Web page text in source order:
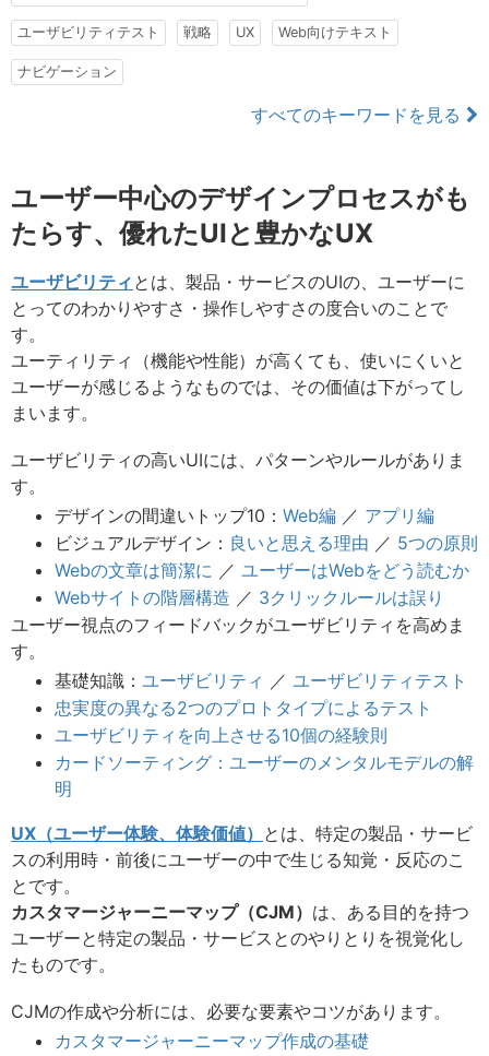
ユーザビリティテスト 戦略 UX Web向けテキスト
ナビゲーション
すべてのキーワードを見る
ユーザー中心のデザインプロセスがも
たらす、優れたUIと豊かなUX
ユーザビリティ とは、製品・サービスのUIの、ユーザーに
とってのわかりやすさ・操作しやすさの度合いのことで
す。
ユーティリティ（機能や性能）が高くても、使いにくいと
ユーザーが感じるようなものでは、その価値は下がってし
まいます。
ユーザビリティの高いUIには、パターンやルールがありま
す。
デザインの間違いトップ10： Web編 ／ アプリ編
ビジュアルデザイン： 良いと思える理由 ／ 5つの原則
Webの文章は簡潔に ／ ユーザーはWebをどう読むか
Webサイトの階層構造 ／ 3クリックルールは誤り
ユーザー視点のフィードバックがユーザビリティを高めま
す。
基礎知識： ユーザビリティ ／ ユーザビリティテスト
忠実度の異なる2つのプロトタイプによるテスト
ユーザビリティを向上させる10個の経験則
カードソーティング：ユーザーのメンタルモデルの解
明
UX（ユーザー体験、体験価値） とは、特定の製品・サービ
スの利用時・前後にユーザーの中で生じる知覚・反応のこ
とです。
カスタマージャーニーマップ（CJM） は、ある目的を持つ
ユーザーと特定の製品・サービスとのやりとりを視覚化し
たものです。
CJMの作成や分析には、必要な要素やコツがあります。
カスタマージャーニーマップ作成の基礎